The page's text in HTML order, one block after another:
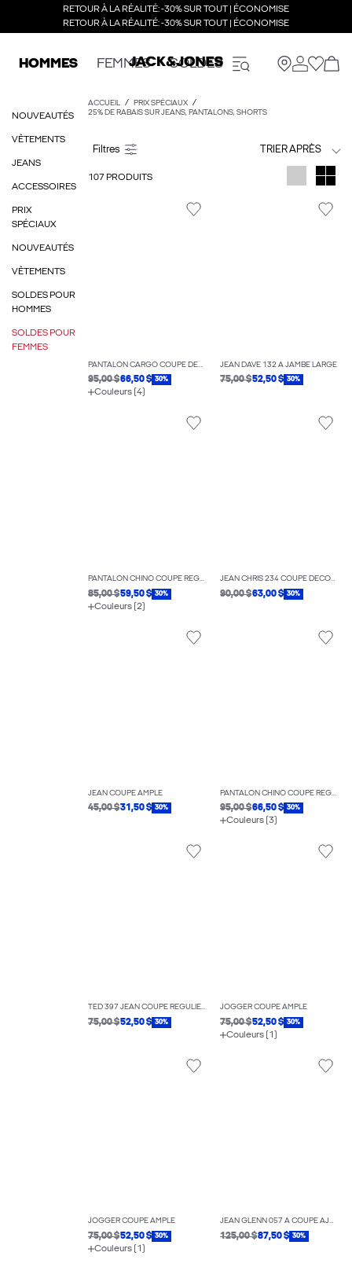
RETOUR À LA RÉALITÉ: -30% SUR TOUT | ÉCONOMISE
RETOUR À LA RÉALITÉ: -30% SUR TOUT | ÉCONOMISE
HOMMES FEMMES SOLDES
NOUVEAUTÉS
VÊTEMENTS
JEANS
ACCESSOIRES
PRIX
SPÉCIAUX
NOUVEAUTÉS
VÊTEMENTS
SOLDES POUR
HOMMES
SOLDES POUR
FEMMES
ACCUEIL
PRIX SPÉCIAUX
25% DE RABAIS SUR JEANS, PANTALONS, SHORTS
TRIER APRÈS
107 PRODUITS
PANTALON CARGO COUPE DÉCONTRACTÉE
95,00 $66,50 $ 30%
Couleurs (4)
JEAN DAVE 132 À JAMBE LARGE
75,00 $52,50 $ 30%
PANTALON CHINO COUPE RÉGULIÈRE
85,00 $59,50 $ 30%
Couleurs (2)
JEAN CHRIS 234 COUPE DÉCONTRACTÉE
90,00 $63,00 $ 30%
JEAN COUPE AMPLE
45,00 $31,50 $ 30%
PANTALON CHINO COUPE RÉGULIÈRE
95,00 $66,50 $ 30%
Couleurs (3)
TED 397 JEAN COUPE RÉGULIÈRE
75,00 $52,50 $ 30%
JOGGER COUPE AMPLE
75,00 $52,50 $ 30%
Couleurs (1)
JOGGER COUPE AMPLE
75,00 $52,50 $ 30%
Couleurs (1)
JEAN GLENN 057 À COUPE AJUSTÉE
125,00 $87,50 $ 30%